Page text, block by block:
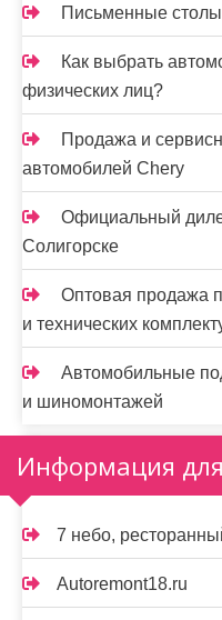
Письменные
Как выбрать
физических лиц?
Продажа и
автомобилей Chery
Официальный
Солигорске
Оптовая продажа
и технических
Автомобильные
и шиномонтажей
Информация для
7 небо,
Autoremont18.ru